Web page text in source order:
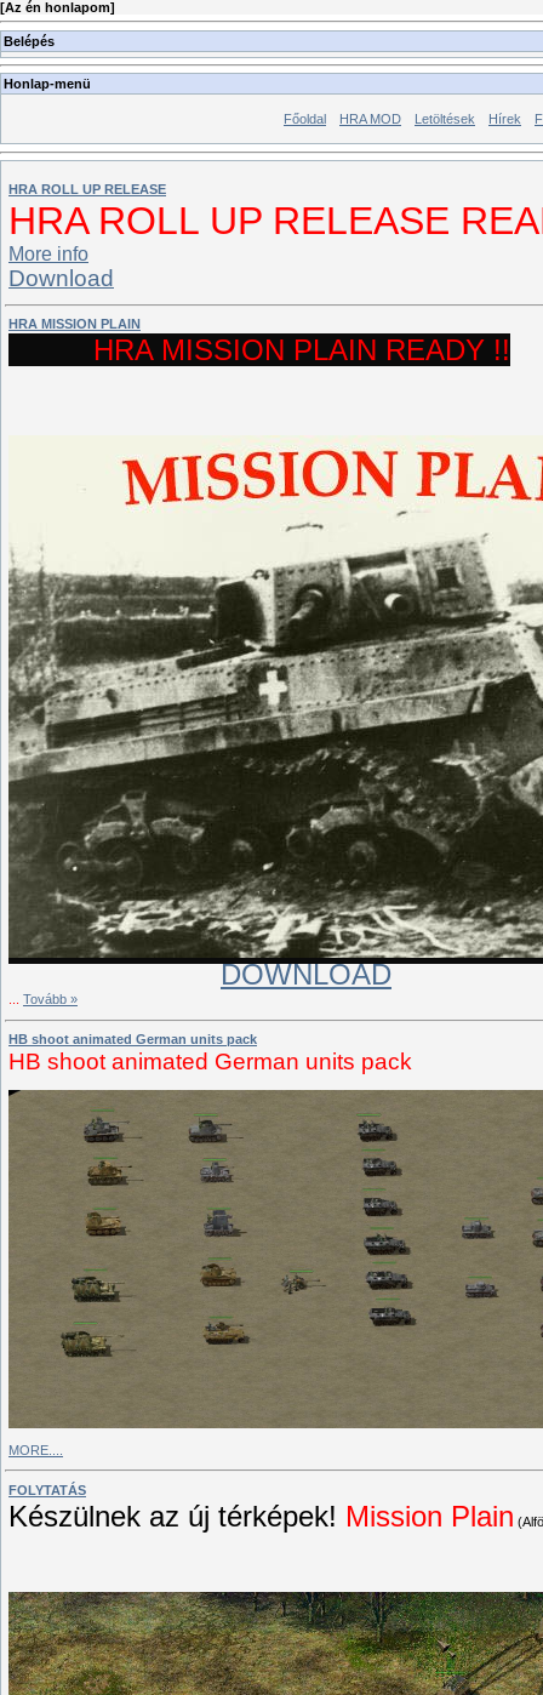
[Az én honlapom]
Belépés
Honlap-menü
Főoldal HRA MOD Letöltések Hírek
HRA ROLL UP RELEASE
HRA ROLL UP RELEASE
More info
Download
HRA MISSION PLAIN
HRA MISSION PLAIN READY !!
DOWNLOAD
Tovább »
HB shoot animated German units pack
HB shoot animated German units pack
MORE....
FOLYTATÁS
Készülnek az új térképek! Mission Plain